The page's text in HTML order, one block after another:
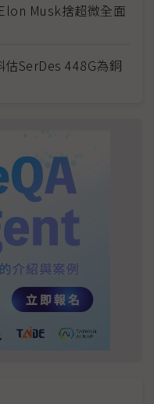
Musk捨超微全面
SerDes 448G為銅